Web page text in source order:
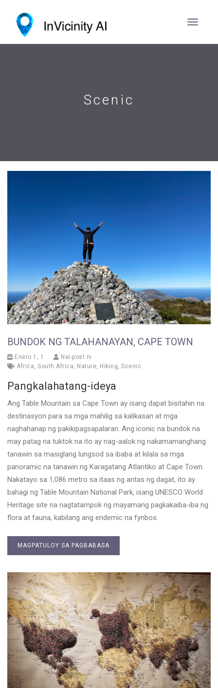
Scenic
BUNDOK NG TALAHANAYAN, CAPE TOWN
Enero 1, 1
Nai-post ni
Africa South Africa Nature Hiking Scenic
Pangkalahatang-ideya
Ang Table Mountain sa Cape Town ay isang dapat bisitahin na
destinasyon para sa mga mahilig sa kalikasan at mga
naghahanap ng pakikipagsapalaran. Ang iconic na bundok na
may patag na tuktok na ito ay nag-aalok ng nakamamanghang
tanawin sa masiglang lungsod sa ibaba at kilala sa mga
panoramic na tanawin ng Karagatang Atlantiko at Cape Town.
Nakatayo sa 1,086 metro sa itaas ng antas ng dagat, ito ay
bahagi ng Table Mountain National Park, isang UNESCO World
Heritage site na nagtatampok ng mayamang pagkakaiba-iba ng
flora at fauna, kabilang ang endemic na fynbos.
MAGPATULOY SA PAGBABASA